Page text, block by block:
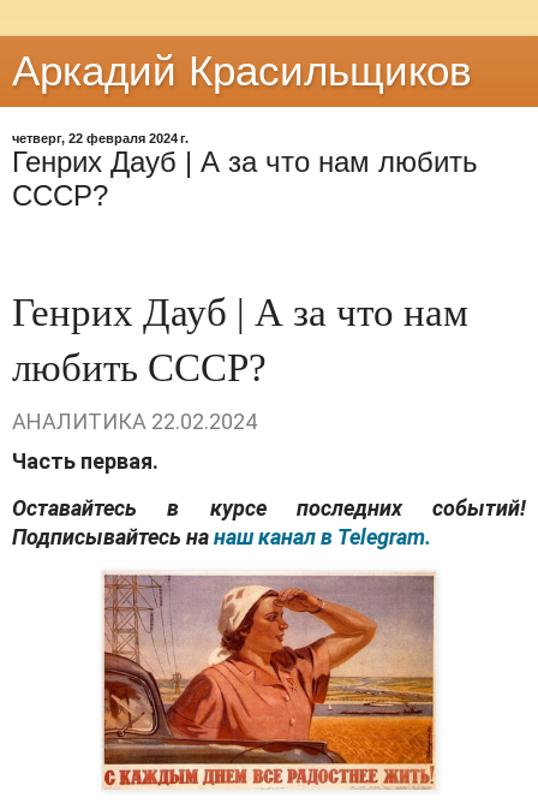
Аркадий Красильщиков
четверг, 22 февраля 2024 г.
Генрих Дауб | А за что нам любить
СССР?
Генрих Дауб | А за что нам
любить СССР?
АНАЛИТИКА 22.02.2024
Часть первая.
Оставайтесь в курсе последних событий!
Подписывайтесь нанаш канал в Telegram.